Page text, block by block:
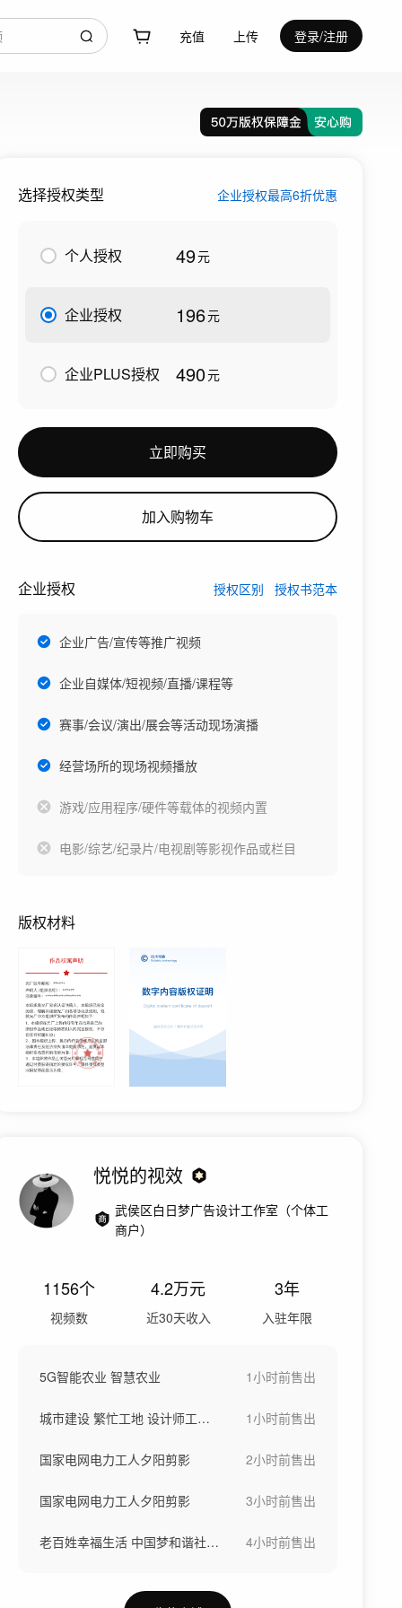
充值 上传 登录/注册
选择授权类型 企业授权最高6折优惠
个人授权 49元
企业授权 196元
企业PLUS授权 490元
立即购买
加入购物车
企业授权 授权区别 授权书范本
企业广告/宣传等推广视频
企业自媒体/短视频/直播/课程等
赛事/会议/演出/展会等活动现场演播
经营场所的现场视频播放
游戏/应用程序/硬件等载体的视频内置
电影/综艺/纪录片/电视剧等影视作品或栏目
版权材料
悦悦的视效
武侯区白日梦广告设计工作室（个体工
商户）
1156个
视频数
4.2万元
近30天收入
3年
入驻年限
5G智能农业 智慧农业 1小时前售出
城市建设 繁忙工地 设计师工程师 1小时前售出
国家电网电力工人夕阳剪影 2小时前售出
国家电网电力工人夕阳剪影 3小时前售出
老百姓幸福生活 中国梦和谐社会 温馨陪伴 4小时前售出